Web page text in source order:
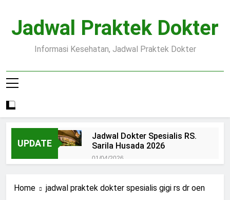
content
Jadwal Praktek Dokter
Informasi Kesehatan, Jadwal Praktek Dokter
UPDATE
Jadwal Dokter Spesialis RS.
Sarila Husada 2026
01/04/2026
15/07/2025
Home jadwal praktek dokter spesialis gigi rs dr oen